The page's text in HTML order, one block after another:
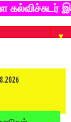
இணைய
▼